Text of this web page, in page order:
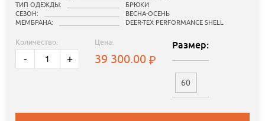
ТИП ОДЕЖДЫ:
БРЮКИ
СЕЗОН:
ВЕСНА-ОСЕНЬ
МЕМБРАНА:
DEER-TEX PERFORMANCE SHELL
Количество:
- +
Цена:
39 300.00
Размер:
60